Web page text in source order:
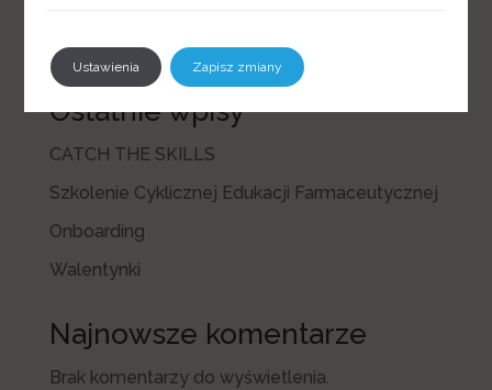
Ostatnie wpisy
CATCH THE SKILLS
Szkolenie Cyklicznej Edukacji Farmaceutycznej
Onboarding
Walentynki
Najnowsze komentarze
Brak komentarzy do wyświetlenia.
Ustawienia Zapisz zmiany